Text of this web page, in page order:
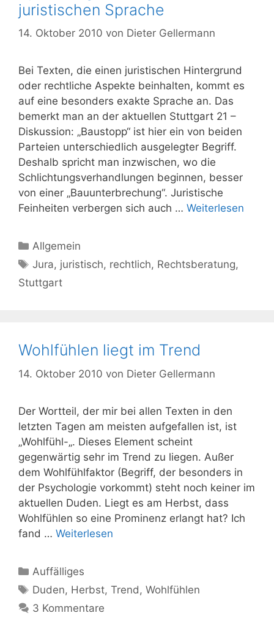
juristischen Sprache
14. Oktober 2010 von Dieter Gellermann
Bei Texten, die einen juristischen Hintergrund
oder rechtliche Aspekte beinhalten, kommt es
auf eine besonders exakte Sprache an. Das
bemerkt man an der aktuellen Stuttgart 21 –
Diskussion: „Baustopp“ ist hier ein von beiden
Parteien unterschiedlich ausgelegter Begriff.
Deshalb spricht man inzwischen, wo die
Schlichtungsverhandlungen beginnen, besser
von einer „Bauunterbrechung“. Juristische
Feinheiten verbergen sich auch … Weiterlesen
Kategorien
Allgemein
Schlagwörter
Jura, juristisch, rechtlich, Rechtsberatung,
Stuttgart
Wohlfühlen liegt im Trend
14. Oktober 2010 von Dieter Gellermann
Der Wortteil, der mir bei allen Texten in den
letzten Tagen am meisten aufgefallen ist, ist
„Wohlfühl-„. Dieses Element scheint
gegenwärtig sehr im Trend zu liegen. Außer
dem Wohlfühlfaktor (Begriff, der besonders in
der Psychologie vorkommt) steht noch keiner im
aktuellen Duden. Liegt es am Herbst, dass
Wohlfühlen so eine Prominenz erlangt hat? Ich
fand … Weiterlesen
Kategorien
Auffälliges
Schlagwörter
Duden, Herbst,Trend ,Wohlfühlen
3 Kommentare